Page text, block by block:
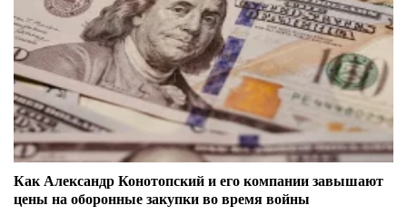
Как Александр Конотопский и его компании завышают
цены на оборонные закупки во время войны